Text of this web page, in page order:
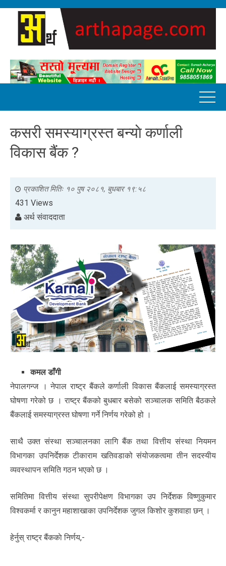
कसरी समस्याग्रस्त बन्याे कर्णाली
विकास बैंक ?
प्रकाशित मितिः १० पुष २०८१, बुधबार १९:५८
431 Views
अर्थ संवाददाता
कमल डाँगी
नेपालगन्ज । नेपाल राष्ट्र बैंकले कर्णाली विकास बैंकलाई समस्याग्रस्त
घोषणा गरेको छ । राष्ट्र बैंकको बुधबार बसेको सञ्चालक समिति बैठकले
बैंकलाई समस्याग्रस्त घोषणा गर्ने निर्णय गरेको हो ।
साथै उक्त संस्था सञ्चालनका लागि बैंक तथा वित्तीय संस्था नियमन
विभागका उपनिर्देशक टीकाराम खतिवडाको संयोजकत्वमा तीन सदस्यीय
व्यवस्थापन समिति गठन भएको छ ।
समितिमा वित्तीय संस्था सुपरीपेक्षण विभागका उप निर्देशक विष्णुकुमार
विश्वकर्मा र कानुन महाशाखाका उपनिर्देशक जुगल किशोर कुशवाहा छन् ।
हेर्नुस् राष्ट्र बैंककाे निर्णय,-